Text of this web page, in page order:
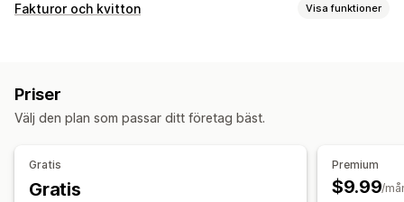
Fakturor och kvitton Visa funktioner
Orderutkast
Återbetalningar
Priser
Välj den plan som passar ditt företag bäst.
Gratis
Gratis
Premium
$9.99/